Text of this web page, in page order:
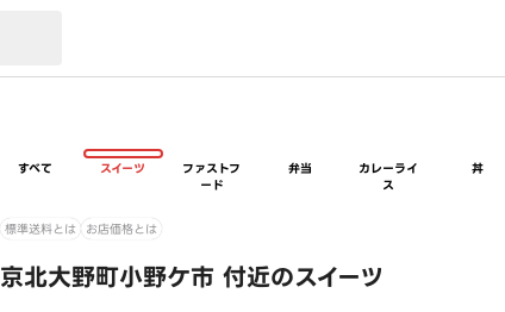
すべて スイーツ
ファストフ
ード
弁当
カレーライ
ス
丼
標準送料とは お店価格とは
京北大野町小野ケ市 付近のスイーツ